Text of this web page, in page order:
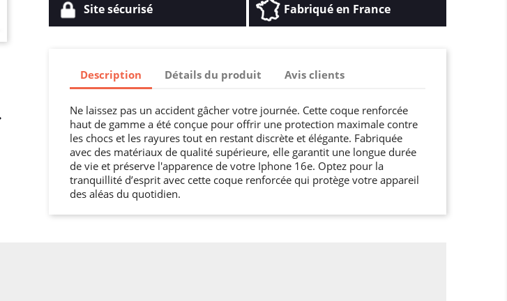
Site sécurisé Fabriqué en France
Description Détails du produit Avis clients
Ne laissez pas un accident gâcher votre journée. Cette coque renforcée
haut de gamme a été conçue pour offrir une protection maximale contre
les chocs et les rayures tout en restant discrète et élégante. Fabriquée
avec des matériaux de qualité supérieure, elle garantit une longue durée
de vie et préserve l'apparence de votre Iphone 16e. Optez pour la
tranquillité d’esprit avec cette coque renforcée qui protège votre appareil
des aléas du quotidien.